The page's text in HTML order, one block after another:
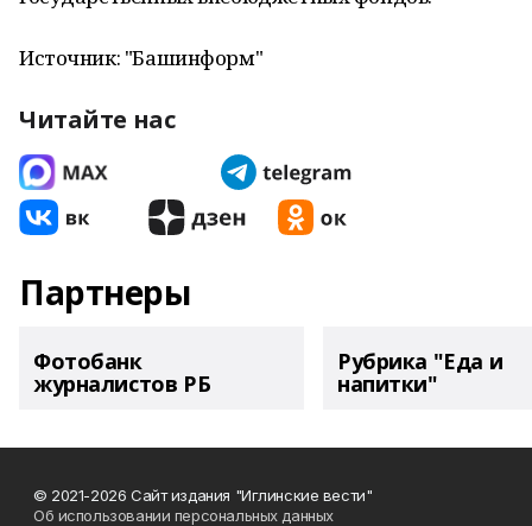
Источник: "Башинформ"
Читайте нас
Партнеры
Фотобанк
журналистов РБ
Рубрика "Еда и
напитки"
© 2021-2026 Сайт издания "Иглинские вести"
Об использовании персональных данных